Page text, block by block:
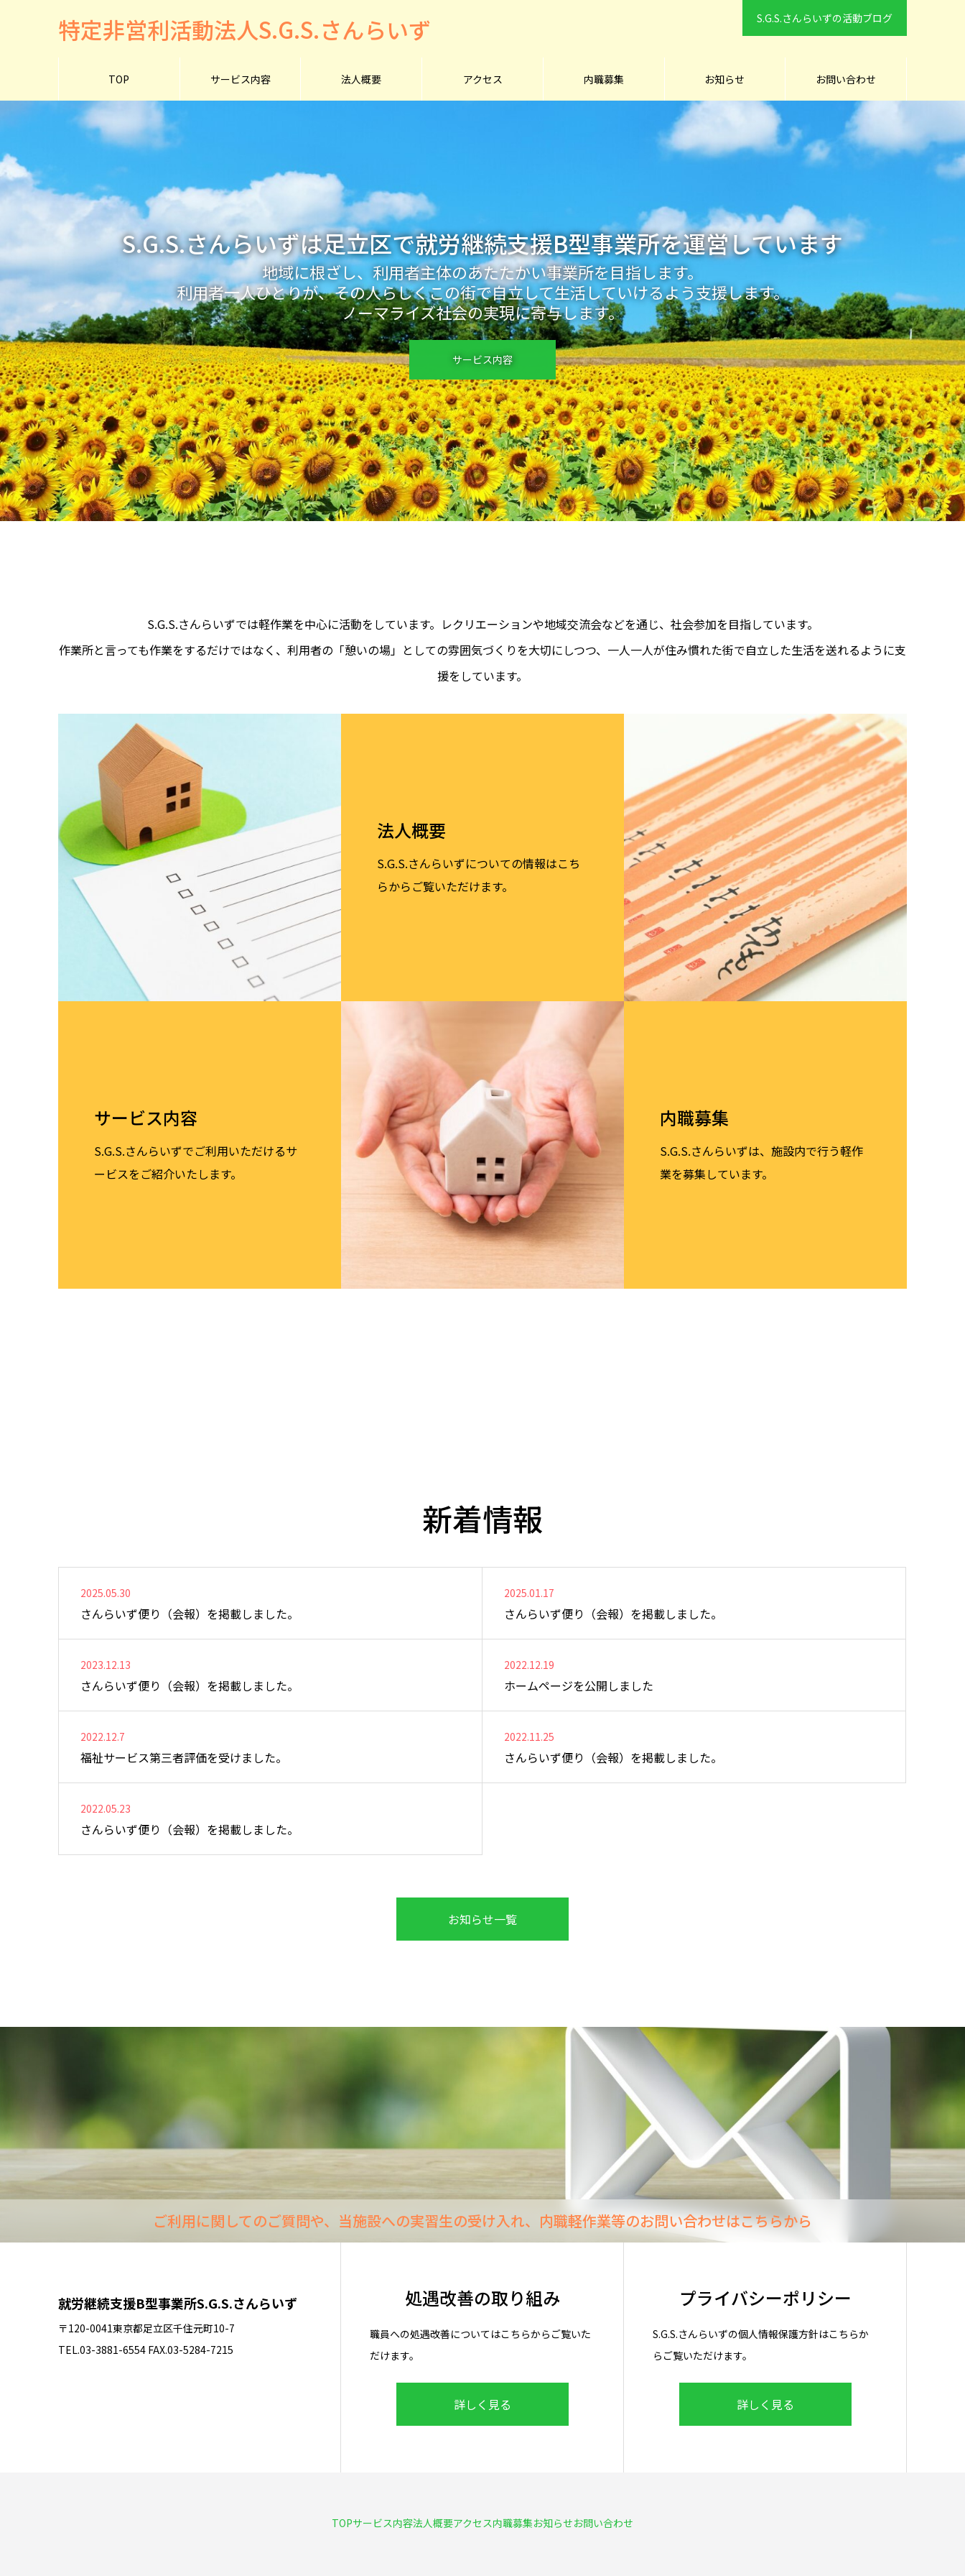
特定非営利活動法人S.G.S.さんらいず S.G.S.さんらいずの活動ブログ
TOP サービス内容 法人概要 アクセス 内職募集 お知らせ お問い合わせ
S.G.S.さんらいずは足立区で就労継続支援B型事業所を運営しています
地域に根ざし、利用者主体のあたたかい事業所を目指します。
利用者一人ひとりが、その人らしくこの街で自立して生活していけるよう支援します。
ノーマライズ社会の実現に寄与します。
サービス内容
S.G.S.さんらいずでは軽作業を中心に活動をしています。レクリエーションや地域交流会などを通じ、社会参加を目指しています。
作業所と言っても作業をするだけではなく、利用者の「憩いの場」としての雰囲気づくりを大切にしつつ、一人一人が住み慣れた街で自立した生活を送れるように支
援をしています。
サービス内容
S.G.S.さんらいずでご利用いただけるサ
ービスをご紹介いたします。
法人概要
S.G.S.さんらいずについての情報はこち
らからご覧いただけます。
内職募集
S.G.S.さんらいずは、施設内で行う軽作
業を募集しています。
新着情報
2025.05.30
さんらいず便り（会報）を掲載しました。
2025.01.17
さんらいず便り（会報）を掲載しました。
2023.12.13
さんらいず便り（会報）を掲載しました。
2022.12.19
ホームページを公開しました
2022.12.7
福祉サービス第三者評価を受けました。
2022.11.25
さんらいず便り（会報）を掲載しました。
2022.05.23
さんらいず便り（会報）を掲載しました。
お知らせ一覧
ご利用に関してのご質問や、当施設への実習生の受け入れ、内職軽作業等のお問い合わせはこちらから
〒120-0041東京都足立区千住元町10-7
TEL.03-3881-6554 FAX.03-5284-7215
処遇改善の取り組み
職員への処遇改善についてはこちらからご覧いた
だけます。
詳しく見る
プライバシーポリシー
S.G.S.さんらいずの個人情報保護方針はこちらか
らご覧いただけます。
詳しく見る
TOPサービス内容法人概要アクセス内職募集お知らせお問い合わせ